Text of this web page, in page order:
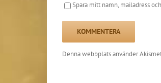
Spara mitt namn, mailadress
Denna webbplats använder